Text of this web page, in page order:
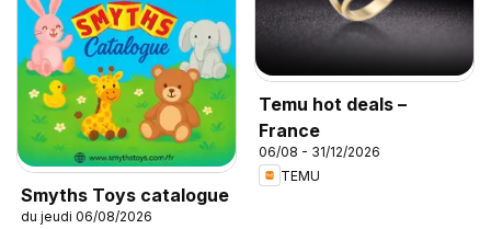
Smyths Toys catalogue
du jeudi 06/08/2026
Temu hot deals –
France
06/08 - 31/12/2026
TEMU